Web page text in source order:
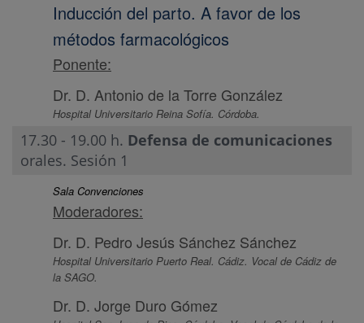
Inducción del parto. A favor de los
métodos farmacológicos
Ponente:
Dr. D. Antonio de la Torre González
Hospital Universitario Reina Sofía. Córdoba.
17.30 - 19.00 h. Defensa de comunicaciones
orales. Sesión 1
Sala Convenciones
Moderadores:
Dr. D. Pedro Jesús Sánchez Sánchez
Hospital Universitario Puerto Real. Cádiz. Vocal de Cádiz de
la SAGO.
Dr. D. Jorge Duro Gómez